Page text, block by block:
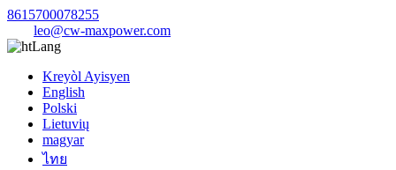
8615700078255
leo@cw-maxpower.com
Lang
Kreyòl Ayisyen
English
Polski
Lietuvių
magyar
ไทย